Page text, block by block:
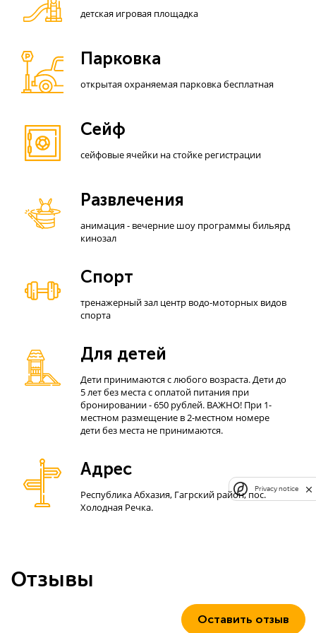
детская игровая площадка
Парковка
открытая охраняемая парковка бесплатная
Сейф
сейфовые ячейки на стойке регистрации
Развлечения
анимация - вечерние шоу программы бильярд
кинозал
Спорт
тренажерный зал центр водо-моторных видов
спорта
Для детей
Дети принимаются с любого возраста. Дети до
5 лет без места с оплатой питания при
бронировании - 650 рублей. ВАЖНО! При 1-
местном размещение в 2-местном номере
дети без места не принимаются.
Адрес
Республика Абхазия, Гагрский район, пос.
Холодная Речка.
Отзывы
Оставить отзыв
Privacy notice